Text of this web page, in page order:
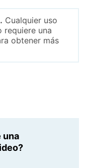
Cualquier uso
requiere una
obtener más
una